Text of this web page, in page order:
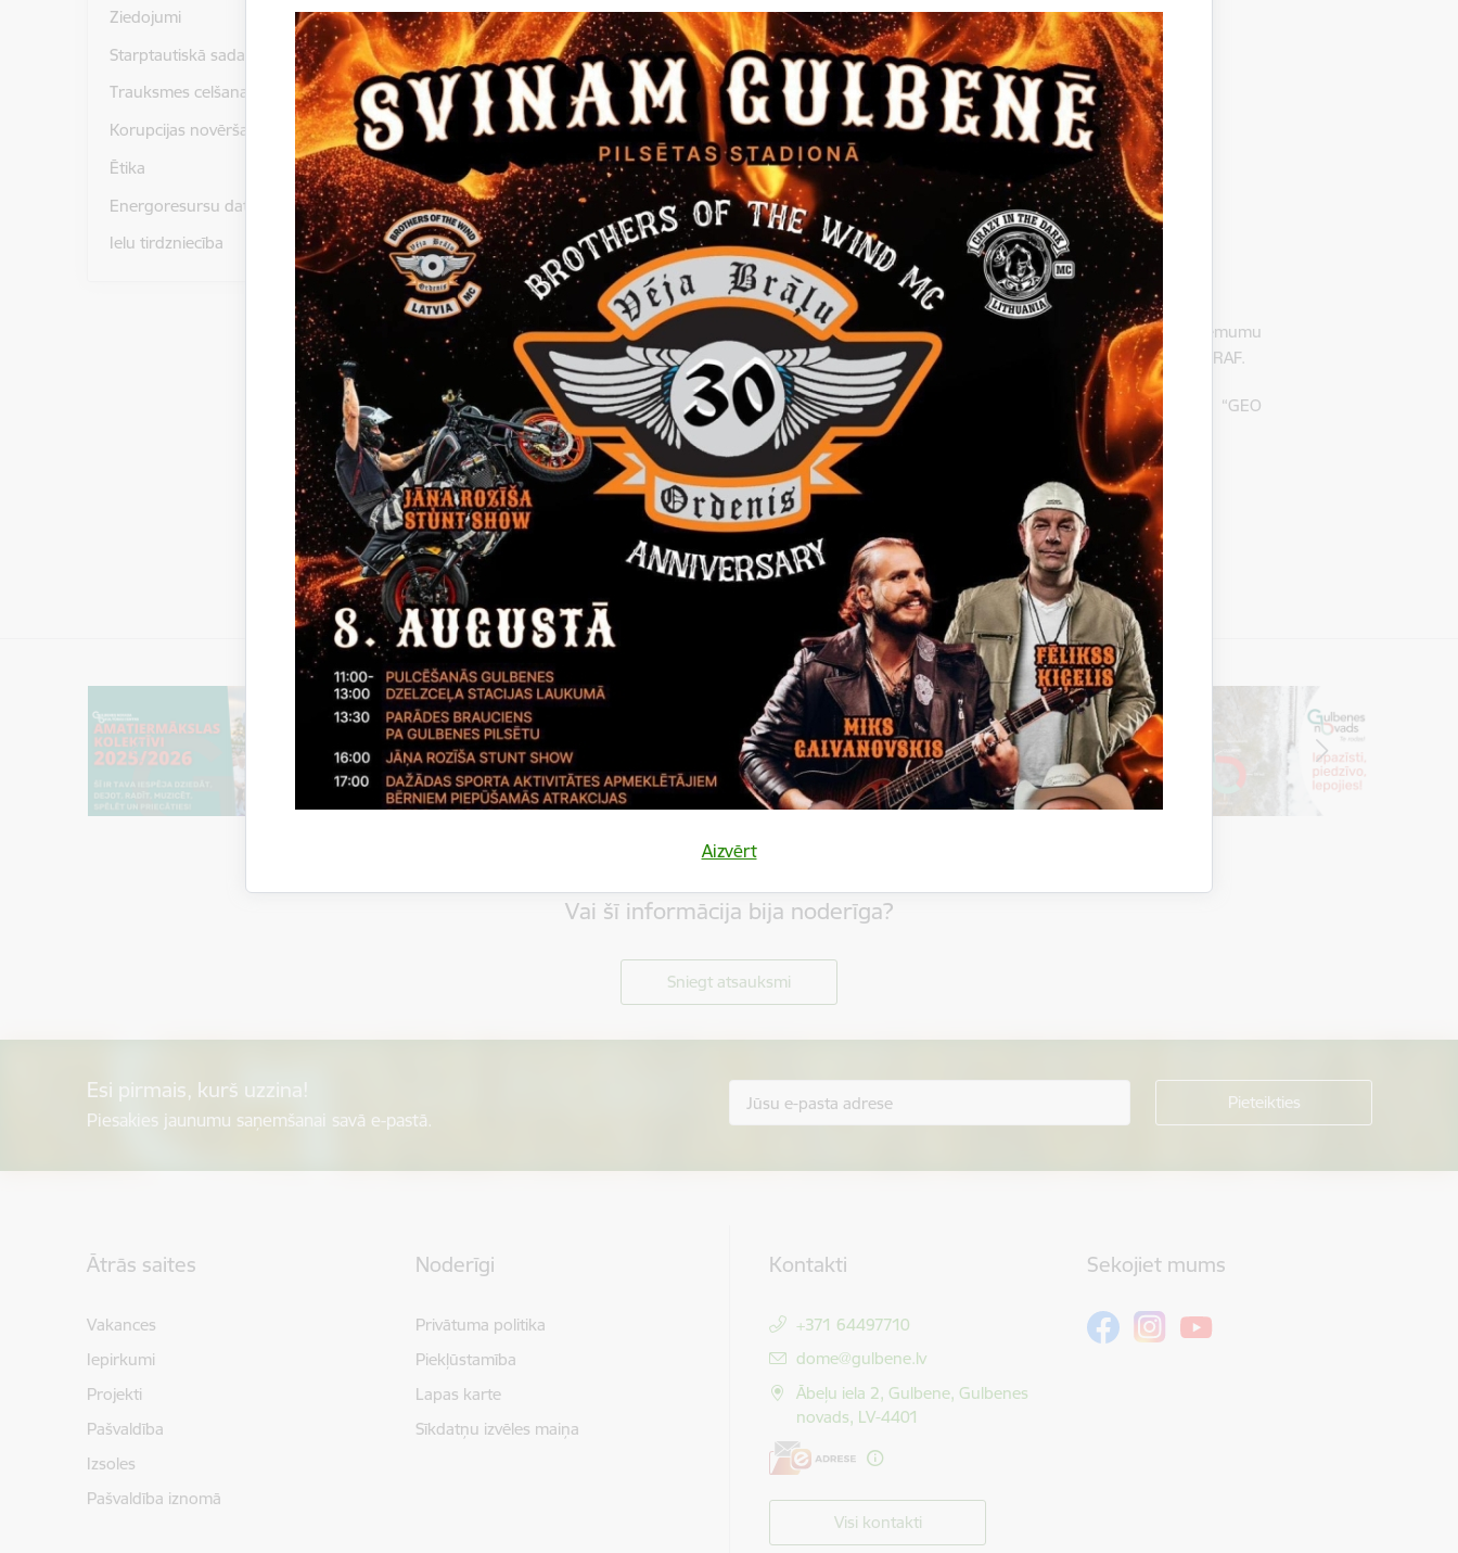
Aizvērt
Ziedojumi
Starptautiskā sadarbība
Trauksmes celšana
Korupcijas novēršana
Ētika
Energoresursu dati un statistika
Ielu tirdzniecība
Piedāvājumu iesniegšanas termiņš 18.01.2017. plkst.10.00.
Instrukcija_2017_2.doc
Lapu_iela_Projekts.zip
Razotaju_iela_Projekts.zip
Paziņojums par pieņemto lēmumu
Gulbenes novada dome, reģistrācijas Nr. 90009116327, Ābeļu ielā 2, Gulbenē, LV-4401, pieņēmusi lēmumu
iepirkumā „Būvuzraudzība Ražotāju ielas un Lapu ielas pārbūvei”, iepirkuma identifikācijas Nr. GND-2017/2/ERAF.
Gulbenes novada domes iepirkumu komisija 2017.gada 19.janvārī nolēmusi atzīt par uzvarētāju SIA “GEO
CONSULTANTS”, reģ. Nr. 40003340949, ar līgumcenu bez PVN 7350,00 EUR.
Lemums_2017_2.pdf
Ligums_GeoConsultants.pdf
Vai šī informācija bija noderīga?
Sniegt atsauksmi
Esi pirmais, kurš uzzina!
Piesakies jaunumu saņemšanai savā e-pastā.
Ātrās saites
Vakances
Iepirkumi
Projekti
Pašvaldība
Izsoles
Pašvaldība iznomā
Noderīgi
Privātuma politika
Piekļūstamība
Lapas karte
Sīkdatņu izvēles maiņa
Kontakti
+371 64497710
E-pasts:
dome@gulbene.lv
Ābeļu iela 2, Gulbene, Gulbenes
novads, LV-4401
Visi kontakti
Sekojiet mums